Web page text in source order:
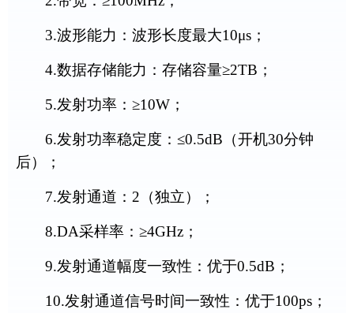
3.波形能力：波形长度最大10μs ；
4.数据存储能力：存储容量≥2TB ；
5.发射功率：≥10W ；
6.发射功率稳定度：≤0.5dB （开机30分钟
后）；
7.发射通道： 2 （独立）；
8.DA采样率：≥4GHz ；
9.发射通道幅度一致性：优于0.5dB ；
10.发射通道信号时间一致性：优于100ps ；